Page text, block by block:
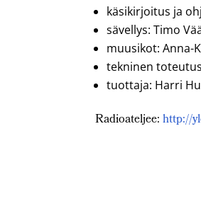
käsikirjoitus ja
sävellys: Timo
muusikot: Anna-
tekninen
tuottaja: Harri
Radioateljee:http://